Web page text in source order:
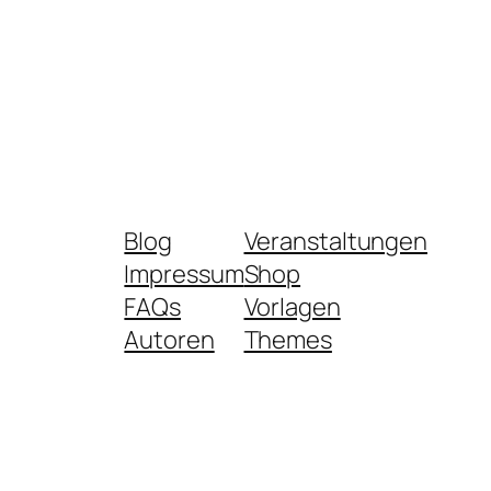
Blog
Impressum
FAQs
Autoren
Veranstaltungen
Shop
Vorlagen
Themes